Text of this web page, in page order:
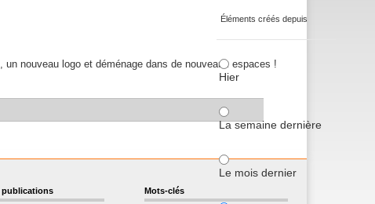
Éléments créés depuis
Hier
La semaine dernière
Le mois dernier
nouveau logo et déménage dans de nouveaux espaces !
publications Mots-clés